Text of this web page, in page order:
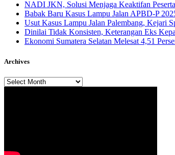
NADI JKN, Solusi Menjaga Keaktifan
Babak Baru Kasus Lampu Jalan APBD-P
Usut Kasus Lampu Jalan Palembang, Kejari
Dinilai Tidak Konsisten, Keterangan Eks
Ekonomi Sumatera Selatan Melesat 4,51
Archives
Archives